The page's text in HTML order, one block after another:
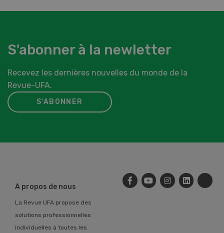
S'abonner à la newletter
Recevez les dernières nouvelles du monde de la
Revue-UFA.
S'ABONNER
A propos de nous
La Revue UFA propose des
solutions professionnelles
individuelles à toutes les